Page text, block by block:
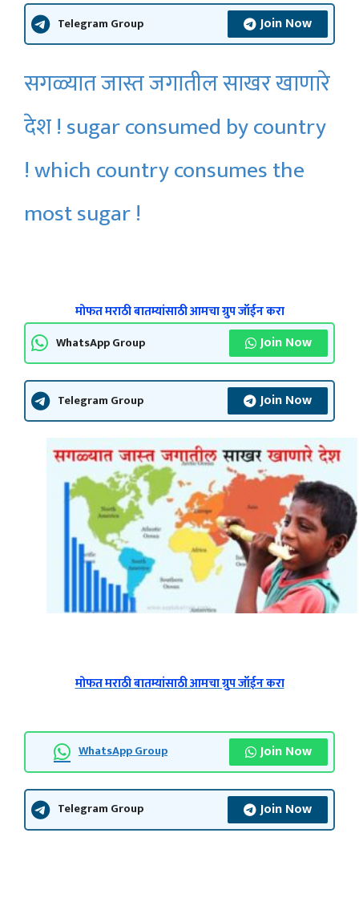
Telegram Group Join Now
सगळ्यात जास्त जगातील साखर खाणारे
देश ! sugar consumed by country
! which country consumes the
most sugar !
मोफत मराठी बातम्यांसाठी आमचा ग्रुप जॉईन करा
WhatsApp Group Join Now
Telegram Group Join Now
मोफत मराठी बातम्यांसाठी आमचा ग्रुप जॉईन करा
WhatsApp Group Join Now
Telegram Group Join Now